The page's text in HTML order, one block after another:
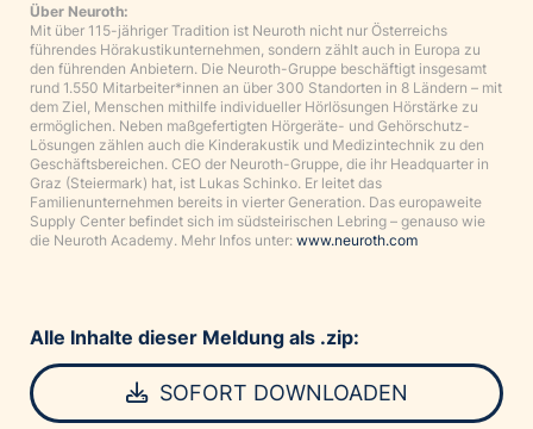
Über Neuroth:
Mit über 115-jähriger Tradition ist Neuroth nicht nur Österreichs
führendes Hörakustikunternehmen, sondern zählt auch in Europa zu
den führenden Anbietern. Die Neuroth-Gruppe beschäftigt insgesamt
rund 1.550 Mitarbeiter*innen an über 300 Standorten in 8 Ländern – mit
dem Ziel, Menschen mithilfe individueller Hörlösungen Hörstärke zu
ermöglichen. Neben maßgefertigten Hörgeräte- und Gehörschutz-
Lösungen zählen auch die Kinderakustik und Medizintechnik zu den
Geschäftsbereichen. CEO der Neuroth-Gruppe, die ihr Headquarter in
Graz (Steiermark) hat, ist Lukas Schinko. Er leitet das
Familienunternehmen bereits in vierter Generation. Das europaweite
Supply Center befindet sich im südsteirischen Lebring – genauso wie
die Neuroth Academy. Mehr Infos unter: www.neuroth.com
Alle Inhalte dieser Meldung als .zip:
SOFORT DOWNLOADEN